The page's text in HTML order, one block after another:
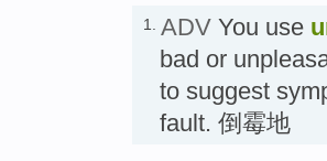
1. ADV You use
bad or
to suggest
fault. 倒霉地